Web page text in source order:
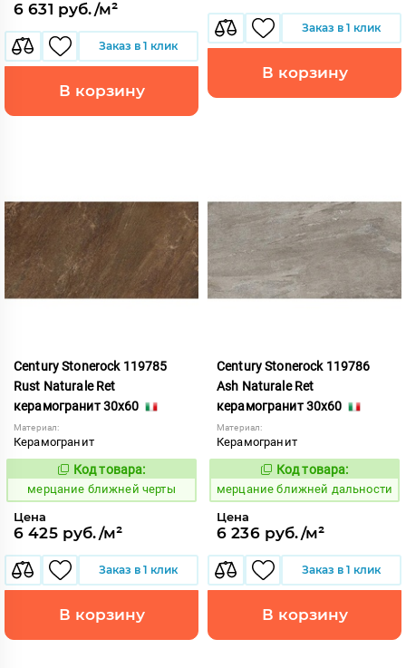
6 631 руб./м²
Заказ в 1 клик
В корзину
Заказ в 1 клик
В корзину
Century Stonerock 119785
Rust Naturale Ret
керамогранит 30x60
Материал:
Керамогранит
969495
Код товара:
мерцание ближней черты
Цена
6 425 руб./м²
Заказ в 1 клик
В корзину
Century Stonerock 119786
Ash Naturale Ret
керамогранит 30x60
Материал:
Керамогранит
969496
Код товара:
мерцание ближней дальности
Цена
6 236 руб./м²
Заказ в 1 клик
В корзину